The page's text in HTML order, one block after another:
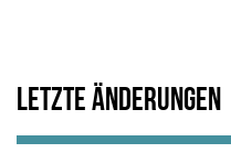
Letzte Änderungen